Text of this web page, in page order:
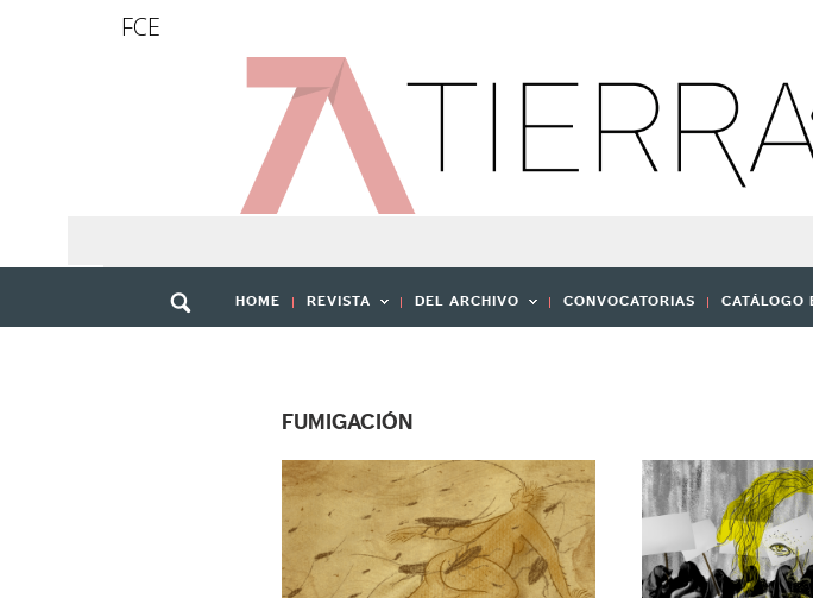
FCE
HOME REVISTA DEL ARCHIVO CONVOCATORIAS CATÁLOGO
FUMIGACIÓN